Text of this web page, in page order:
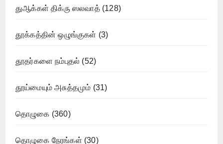
துஆக்கள் திக்ரு ஸலவாத்(128)
தூக்கத்தின் ஒழுங்குகள் (3)
தூதர்களை நம்புதல் (52)
தூய்மையும் அசுத்தமும் (31)
தொழுகை (360)
தொழுகை நேரங்கள் (30)